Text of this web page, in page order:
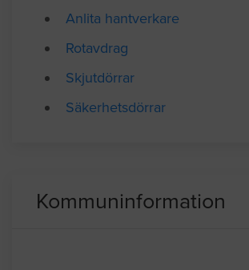
Anlita hantverkare
Rotavdrag
Skjutdörrar
Säkerhetsdörrar
Kommuninformation